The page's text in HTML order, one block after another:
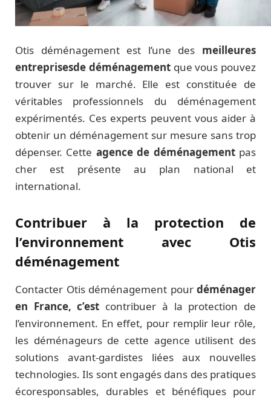
Otis déménagement est l’une des meilleures
entreprisesde déménagementque vous pouvez
trouver sur le marché. Elle est constituée de
véritables professionnels du déménagement
expérimentés. Ces experts peuvent vous aider à
obtenir un déménagement sur mesure sans trop
dépenser. Cette agence de déménagementpas
cher est présente au plan national et
international.
Contribuer à la protection de
l’environnement avec Otis
déménagement
Contacter Otis déménagement pour déménager
en France, c’est contribuer à la protection de
l’environnement. En effet, pour remplir leur rôle,
les déménageurs de cette agence utilisent des
solutions avant-gardistes liées aux nouvelles
technologies. Ils sont engagés dans des pratiques
écoresponsables, durables et bénéfiques pour